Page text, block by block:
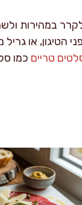
במהירות
או גריל
טריים כמו